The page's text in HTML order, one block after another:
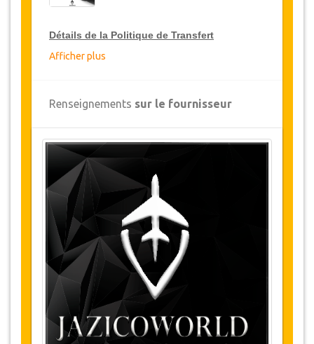
Détails de la Politique de Transfert
JazicoWorld offre pour les grands voyageurs,
15% de réduction sur les transferts
toute la Turquie et ce pendant une période de
12 mois, pour obtenir votre remise sur le
transfert, cliquez ci-dessus sur le bouton
Détails de la remise
Changements et Politique d'annulation
Les modifications de réservations peuvent
être possibles si l’avis est donné à temps.
Pour plus d'informations veuillez nous
contacter.
Pour toutes les annulations faites au
moins 24 heures à l’avance, il n‘y aura
pas de frais, même si la réservation a été
confirmée. L'annulation ne peut être faite
Afficher plus
Renseignements sur le fournisseur